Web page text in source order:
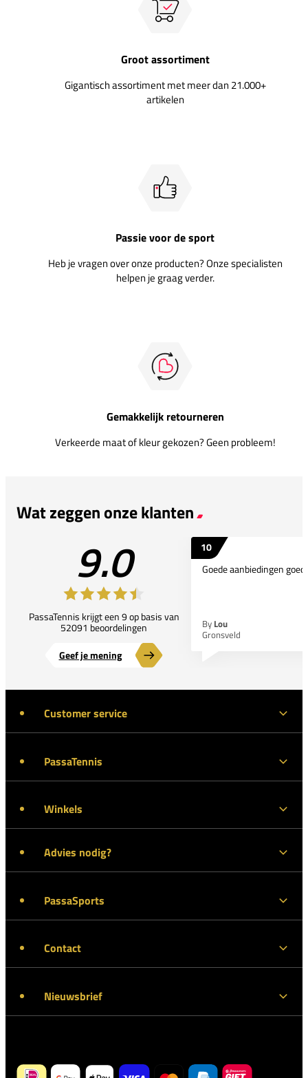
Groot assortiment
Gigantisch assortiment met meer dan 21.000+
artikelen
Passie voor de sport
Heb je vragen over onze producten? Onze specialisten
helpen je graag verder.
Gemakkelijk retourneren
Verkeerde maat of kleur gekozen? Geen probleem!
Wat zeggen onze klanten
9.0
PassaTennis krijgt een 9 op basis van
52091 beoordelingen
Geef je mening
10
Goede aanbiedingen
By Lou
Gronsveld
Customer service
PassaTennis
Winkels
Advies nodig?
PassaSports
Contact
Nieuwsbrief